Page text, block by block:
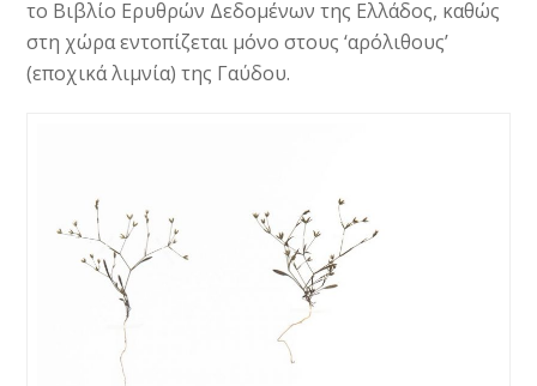
το Βιβλίο Ερυθρών Δεδομένων της Ελλάδος, καθώς
στη χώρα εντοπίζεται μόνο στους ‘αρόλιθους’
(εποχικά λιμνία) της Γαύδου.